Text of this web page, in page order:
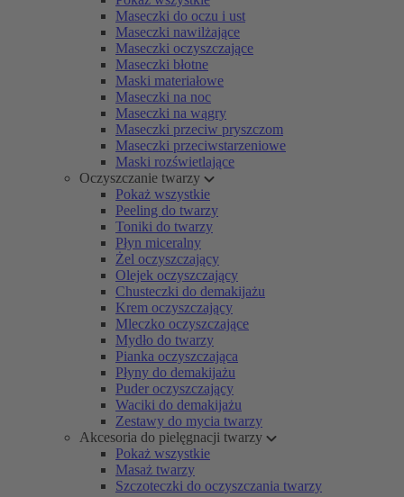
Maseczki do oczu i ust
Maseczki nawilżające
Maseczki oczyszczające
Maseczki błotne
Maski materiałowe
Maseczki na noc
Maseczki na wągry
Maseczki przeciw pryszczom
Maseczki przeciwstarzeniowe
Maski rozświetlające
Oczyszczanie twarzy
Pokaż wszystkie
Peeling do twarzy
Toniki do twarzy
Płyn miceralny
Żel oczyszczający
Olejek oczyszczający
Chusteczki do demakijażu
Krem oczyszczający
Mleczko oczyszczające
Mydło do twarzy
Pianka oczyszczająca
Płyny do demakijażu
Puder oczyszczający
Waciki do demakijażu
Zestawy do mycia twarzy
Akcesoria do pielęgnacji twarzy
Pokaż wszystkie
Masaż twarzy
Szczoteczki do oczyszczania twarzy